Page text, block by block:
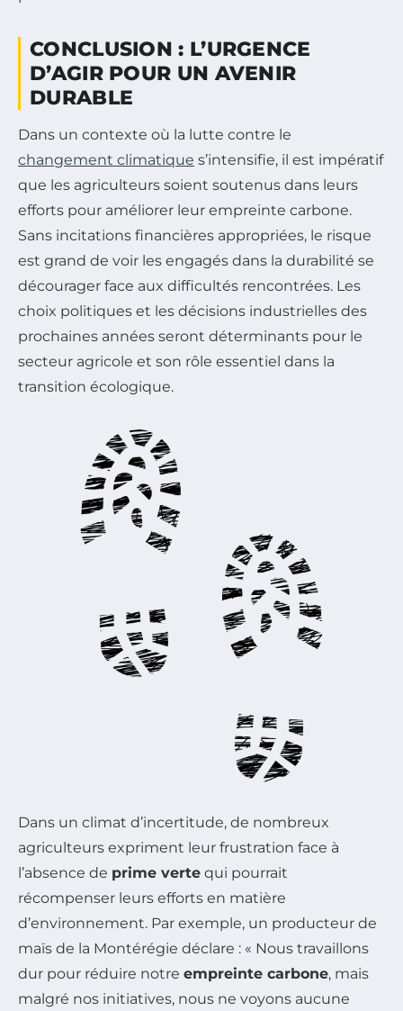
CONCLUSION : L’URGENCE
D’AGIR POUR UN AVENIR
DURABLE
Dans un contexte où la lutte contre le
changement climatique s’intensifie, il est impératif
que les agriculteurs soient soutenus dans leurs
efforts pour améliorer leur empreinte carbone.
Sans incitations financières appropriées, le risque
est grand de voir les engagés dans la durabilité se
décourager face aux difficultés rencontrées. Les
choix politiques et les décisions industrielles des
prochaines années seront déterminants pour le
secteur agricole et son rôle essentiel dans la
transition écologique.
Dans un climat d’incertitude, de nombreux
agriculteurs expriment leur frustration face à
l’absence de prime verte qui pourrait
récompenser leurs efforts en matière
d’environnement. Par exemple, un producteur de
maïs de la Montérégie déclare : « Nous travaillons
dur pour réduire notre empreinte carbone, mais
malgré nos initiatives, nous ne voyons aucune